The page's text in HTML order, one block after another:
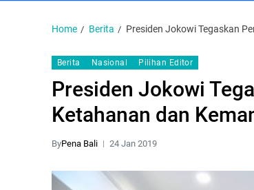
Home Berita Presiden Jokowi Tegaskan
Berita Nasional Pilihan Editor
Presiden Jokowi
Ketahanan dan
ByPena Bali 24 Jan 2019